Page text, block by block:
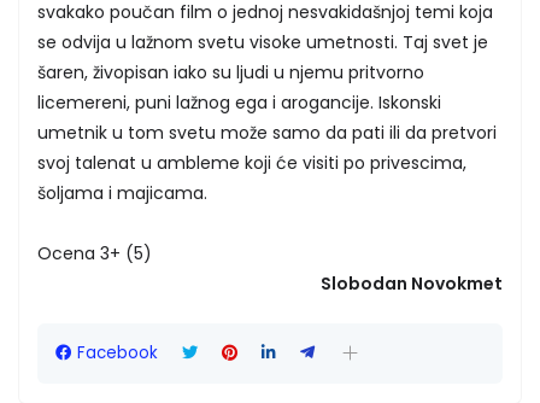
svakako poučan film o jednoj nesvakidašnjoj temi koja
se odvija u lažnom svetu visoke umetnosti. Taj svet je
šaren, živopisan iako su ljudi u njemu pritvorno
licemereni, puni lažnog ega i arogancije. Iskonski
umetnik u tom svetu može samo da pati ili da pretvori
svoj talenat u ambleme koji će visiti po privescima,
šoljama i majicama.
Ocena 3+ (5)
Slobodan Novokmet
Facebook